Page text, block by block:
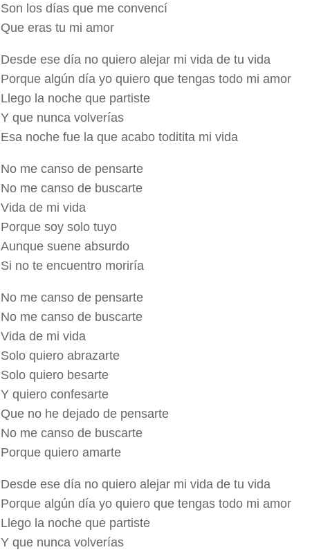
Son los días que me convencí
Que eras tu mi amor
Desde ese día no quiero alejar mi vida de tu vida
Porque algún día yo quiero que tengas todo mi amor
Llego la noche que partiste
Y que nunca volverías
Esa noche fue la que acabo toditita mi vida
No me canso de pensarte
No me canso de buscarte
Vida de mi vida
Porque soy solo tuyo
Aunque suene absurdo
Si no te encuentro moriría
No me canso de pensarte
No me canso de buscarte
Vida de mi vida
Solo quiero abrazarte
Solo quiero besarte
Y quiero confesarte
Que no he dejado de pensarte
No me canso de buscarte
Porque quiero amarte
Desde ese día no quiero alejar mi vida de tu vida
Porque algún día yo quiero que tengas todo mi amor
Llego la noche que partiste
Y que nunca volverías